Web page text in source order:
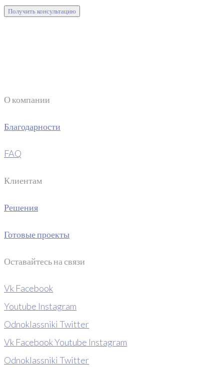
Получить консультацию
О компании
Благодарности
FAQ
Клиентам
Решения
Готовые проекты
Оставайтесь на связи
Vk Facebook
Youtube Instagram
Odnoklassniki Twitter
Vk FacebookYoutube Instagram
Odnoklassniki Twitter